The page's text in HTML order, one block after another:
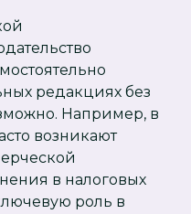
редакциях без
Например, в
возникают
в налоговых
роль в